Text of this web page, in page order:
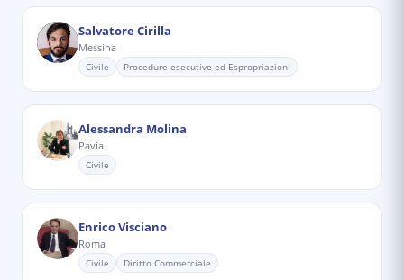
Salvatore Cirilla
Messina
Civile Procedure esecutive ed Espropriazioni
Alessandra Molina
Pavia
Civile
Enrico Visciano
Roma
Civile Diritto Commerciale